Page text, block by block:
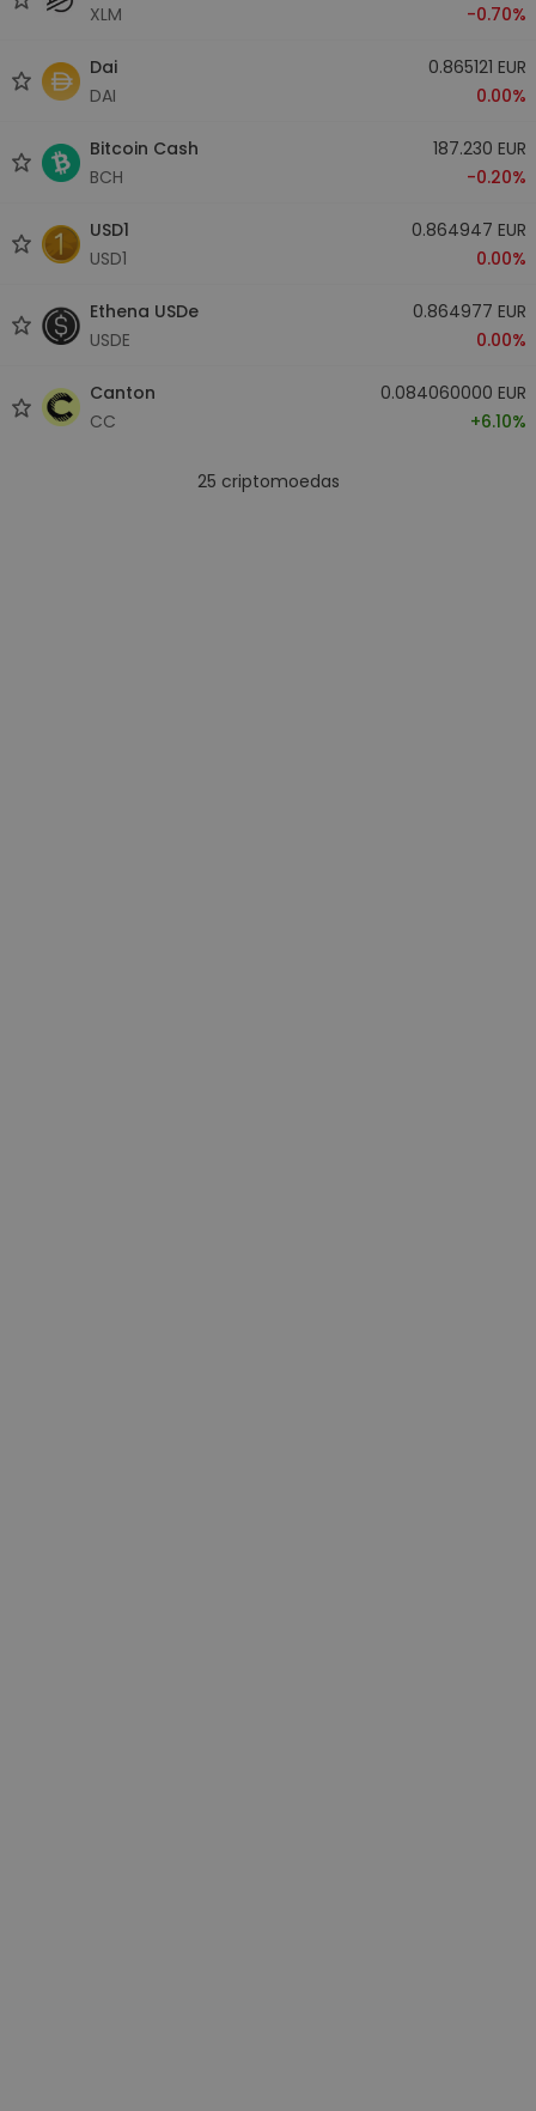
XLM
-0.70%
Dai
DAI
0.865121 EUR
0.00%
Bitcoin Cash
BCH
187.230 EUR
-0.20%
USD1
USD1
0.864947 EUR
0.00%
Ethena USDe
USDE
0.864977 EUR
0.00%
Canton
CC
0.084060000 EUR
+6.10%
25 criptomoedas